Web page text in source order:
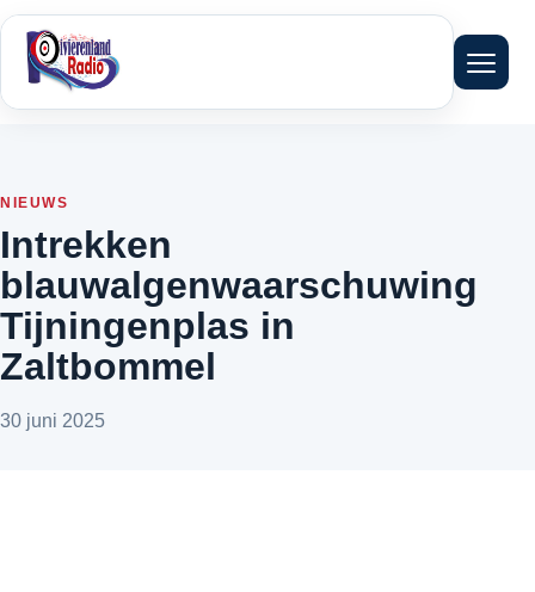
Menu
NIEUWS
Intrekken
blauwalgenwaarschuwing
Tijningenplas in
Zaltbommel
30 juni 2025